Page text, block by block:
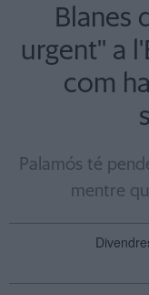
Blanes
urgent'' a
com
Palamós té
mentre